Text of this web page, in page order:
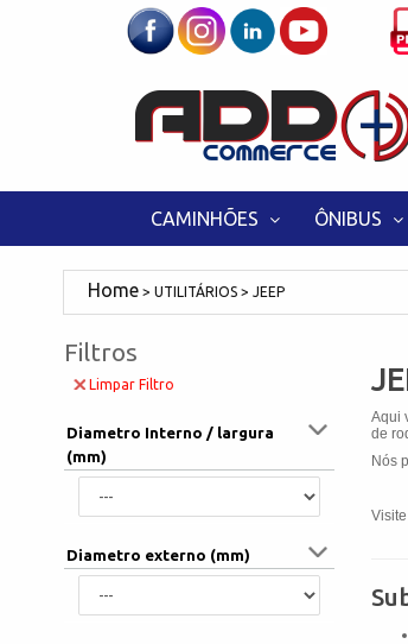
CAMINHÕES ÔNIBUS
UTILITÁRIOS JEEP
Filtros
Limpar Filtro
Diametro Interno / largura
(mm)
Diametro externo (mm)
Aqui
de
Nós